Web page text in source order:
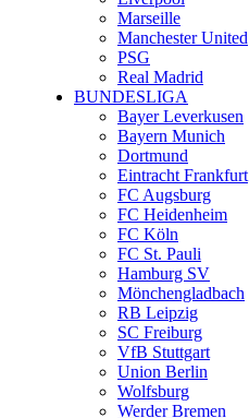
Marseille
Manchester United
PSG
Real Madrid
BUNDESLIGA
Bayer Leverkusen
Bayern Munich
Dortmund
Eintracht Frankfurt
FC Augsburg
FC Heidenheim
FC Köln
FC St. Pauli
Hamburg SV
Mönchengladbach
RB Leipzig
SC Freiburg
VfB Stuttgart
Union Berlin
Wolfsburg
Werder Bremen